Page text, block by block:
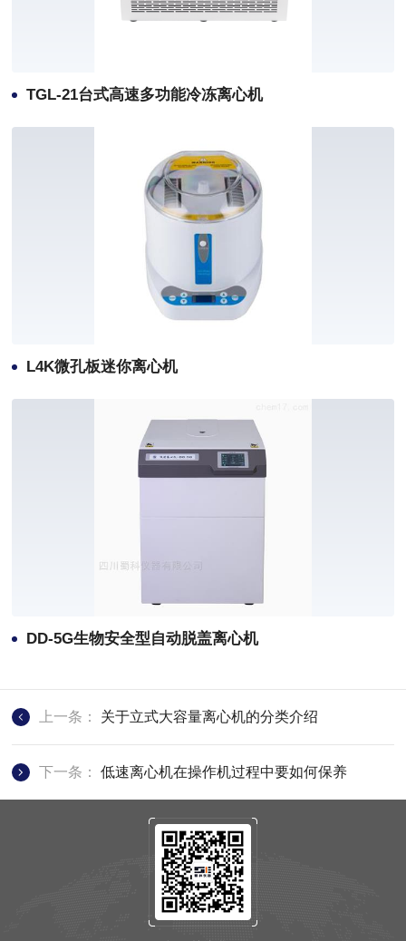
TGL-21台式高速多功能冷冻离心机
L4K微孔板迷你离心机
DD-5G生物安全型自动脱盖离心机
上一条： 关于立式大容量离心机的分类介绍
下一条：低速离心机在操作机过程中要如何保养